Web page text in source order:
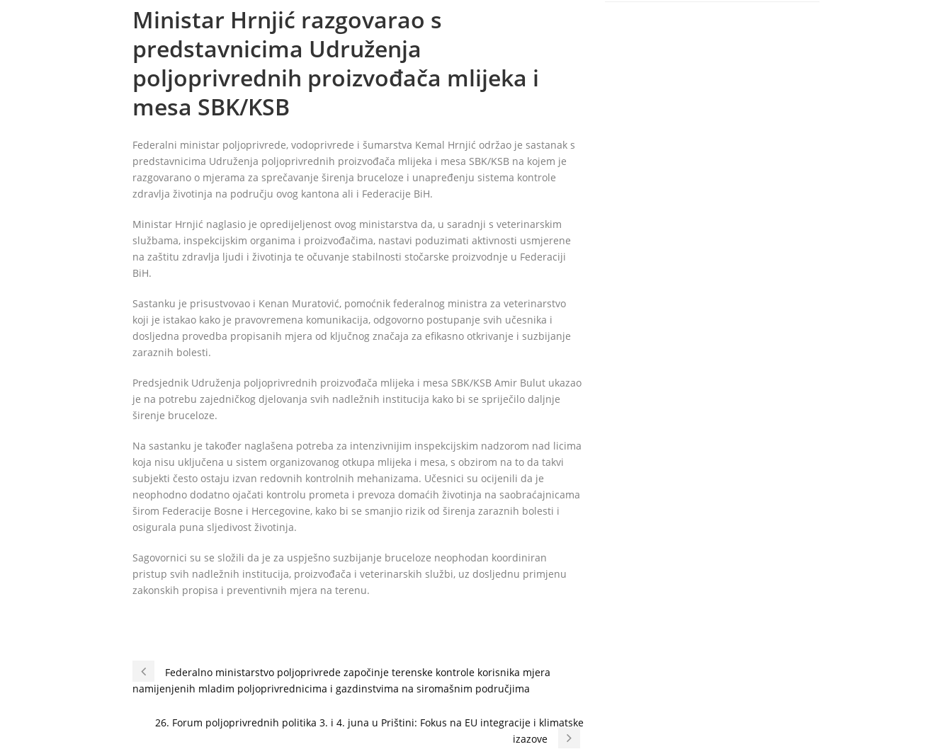
Ministar Hrnjić razgovarao s
predstavnicima Udruženja
poljoprivrednih proizvođača mlijeka i
mesa SBK/KSB
Federalni ministar poljoprivrede, vodoprivrede i šumarstva Kemal Hrnjić održao je sastanak s
predstavnicima Udruženja poljoprivrednih proizvođača mlijeka i mesa SBK/KSB na kojem je
razgovarano o mjerama za sprečavanje širenja bruceloze i unapređenju sistema kontrole
zdravlja životinja na području ovog kantona ali i Federacije BiH.
Ministar Hrnjić naglasio je opredijeljenost ovog ministarstva da, u saradnji s veterinarskim
službama, inspekcijskim organima i proizvođačima, nastavi poduzimati aktivnosti usmjerene
na zaštitu zdravlja ljudi i životinja te očuvanje stabilnosti stočarske proizvodnje u Federaciji
BiH.
Sastanku je prisustvovao i Kenan Muratović, pomoćnik federalnog ministra za veterinarstvo
koji je istakao kako je pravovremena komunikacija, odgovorno postupanje svih učesnika i
dosljedna provedba propisanih mjera od ključnog značaja za efikasno otkrivanje i suzbijanje
zaraznih bolesti.
Predsjednik Udruženja poljoprivrednih proizvođača mlijeka i mesa SBK/KSB Amir Bulut ukazao
je na potrebu zajedničkog djelovanja svih nadležnih institucija kako bi se spriječilo daljnje
širenje bruceloze.
Na sastanku je također naglašena potreba za intenzivnijim inspekcijskim nadzorom nad licima
koja nisu uključena u sistem organizovanog otkupa mlijeka i mesa, s obzirom na to da takvi
subjekti često ostaju izvan redovnih kontrolnih mehanizama. Učesnici su ocijenili da je
neophodno dodatno ojačati kontrolu prometa i prevoza domaćih životinja na saobraćajnicama
širom Federacije Bosne i Hercegovine, kako bi se smanjio rizik od širenja zaraznih bolesti i
osigurala puna sljedivost životinja.
Sagovornici su se složili da je za uspješno suzbijanje bruceloze neophodan koordiniran
pristup svih nadležnih institucija, proizvođača i veterinarskih službi, uz dosljednu primjenu
zakonskih propisa i preventivnih mjera na terenu.
Federalno ministarstvo poljoprivrede započinje terenske kontrole korisnika mjera
namijenjenih mladim poljoprivrednicima i gazdinstvima na siromašnim područjima
26. Forum poljoprivrednih politika 3. i 4. juna u Prištini: Fokus na EU integracije i klimatske
izazove